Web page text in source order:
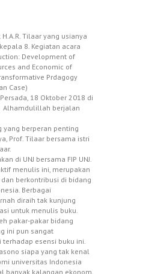
H.A.R. Tilaar yang usianya
8. Kegiatan acara
Development of
and Economic of
Prdagogy
Case)
, 18 Oktober 2018 di
Alhamdulillah berjalan
yang berperan penting
Prof. Tilaar bersama istri
di UNJ bersama FIP UNJ.
menulis ini, merupakan
berkontribusi di bidang
Berbagai
diraih tak kunjung
untuk menulis buku.
pakar-pakar bidang
ini pun sangat
esensi buku ini.
siapa yang tak kenal
universitas Indonesia
banyak kalangan ekonom.